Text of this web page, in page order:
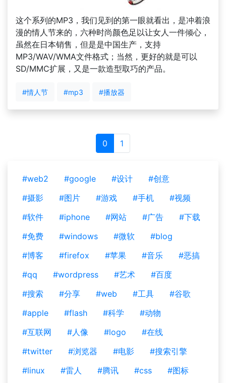
这个系列的MP3，我们见到的第一眼就看出，是冲着浪
漫的情人节来的，六种时尚颜色足以让女人一件倾心，
虽然在日本销售，但是是中国生产，支持
MP3/WAV/WMA文件格式；当然，更好的就是可以
SD/MMC扩展，又是一款造型取巧的产品。
#情人节 #mp3 #播放器
0 1
#web2 #google #设计
#创意
#摄影
#图片 #游戏 #手机
#视频
#软件
#iphone #网站 #广告
#下载
#免费
#windows #微软
#blog
#博客
#firefox #苹果 #音乐
#恶搞
#qq
#wordpress #艺术
#百度
#搜索
#分享 #web #工具
#谷歌
#apple
#flash #科学
#动物
#互联网
#人像 #logo
#在线
#twitter
#浏览器 #电影
#搜索引擎
#linux
#雷人 #腾讯 #css #图标